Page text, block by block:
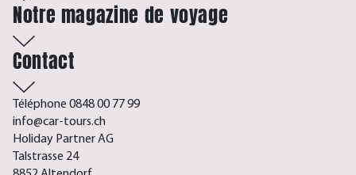
Notre magazine de voyage
Contact
Téléphone 0848 00 77 99
info@car-tours.ch
Holiday Partner AG
Talstrasse 24